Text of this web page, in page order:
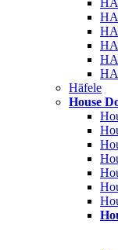
Häfele
House